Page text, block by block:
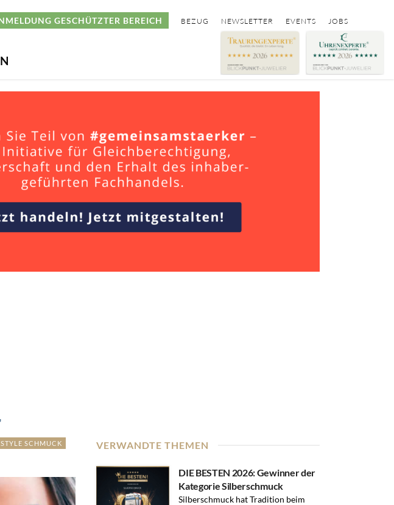
GESCHÜTZTER BEREICH BEZUG NEWSLETTER EVENTS JOBS
SCHMUCK
VERWANDTE THEMEN
DIE BESTEN 2026: Gewinner der
Kategorie Silberschmuck
Silberschmuck hat Tradition beim